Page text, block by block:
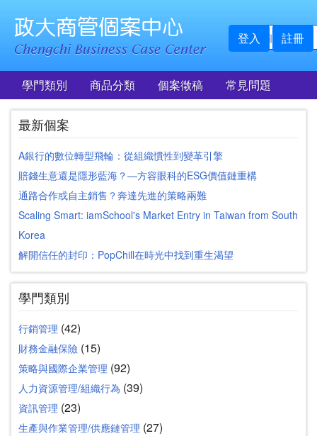
登入 註冊
學門類別 商品分類 個案徵稿 常見問題
最新個案
A銀行的數位轉型飛輪：從組織慣性到變革引擎
賠錢生意還是隱形藍海？—方容眼科的ESG價值鏈重構
通路合作或自主銷售？奔達先進的策略兩難
Scaling Smart: iamSchool's Market Entry in Taiwan from South
Korea
解開信任的封印：PopChill在時光中找到重生渴望
學門類別
行銷管理 (42)
財務金融保險 (15)
策略與國際企業管理 (92)
人力資源管理/組織行為 (39)
資訊管理 (23)
生產與作業管理/供應鏈管理 (27)